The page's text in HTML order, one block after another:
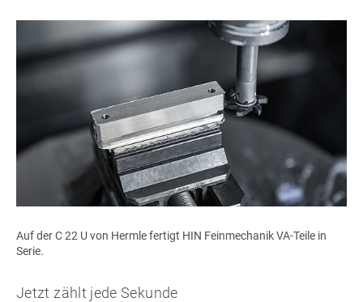
Auf der C 22 U von Hermle fertigt HIN Feinmechanik VA-Teile in
Serie.
Jetzt zählt jede Sekunde